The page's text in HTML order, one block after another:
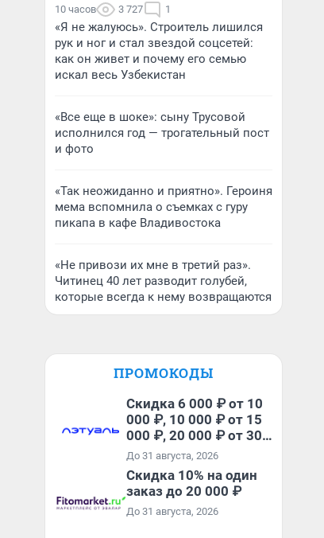
10 часов 3 727 1
«Я не жалуюсь». Строитель лишился
рук и ног и стал звездой соцсетей:
как он живет и почему его семью
искал весь Узбекистан
«Все еще в шоке»: сыну Трусовой
исполнился год — трогательный пост
и фото
«Так неожиданно и приятно». Героиня
мема вспомнила о съемках с гуру
пикапа в кафе Владивостока
«Не привози их мне в третий раз».
Читинец 40 лет разводит голубей,
которые всегда к нему возвращаются
ПРОМОКОДЫ
Скидка 6 000 ₽ от 10
000 ₽, 10 000 ₽ от 15
000 ₽, 20 000 ₽ от 30
000 ₽ и 35 000 ₽ от 50
000 ₽ на первый и все
повторные заказы по
промокоду НАБЕРИ
До 31 августа, 2026
Скидка 10% на один
заказ до 20 000 ₽
До 31 августа, 2026